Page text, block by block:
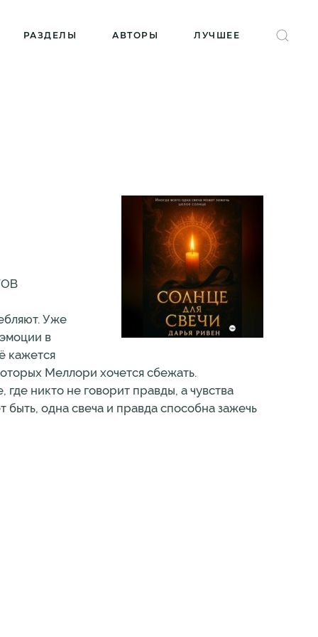
РАЗДЕЛЫ АВТОРЫ ЛУЧШЕЕ
Уже
в
кажется
Меллори хочется сбежать.
никто не говорит правды, а чувства
одна свеча и правда способна зажечь